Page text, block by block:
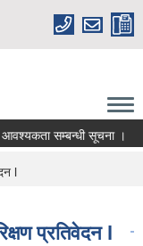
सम्बन्धी सूचना ।
l
प्रतिवेदन l